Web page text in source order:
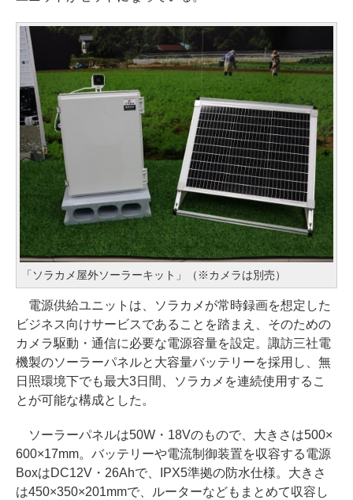
「ソラカメ屋外ソーラーキット」（※カメラは別売）
電源供給ユニットは、ソラカメが常時録画を想定した
ビジネス向けサービスであることを踏まえ、そのための
カメラ駆動・通信に必要な電源容量を設定。諏訪三社電
機製のソーラーパネルと大容量バッテリーを採用し、無
日照環境下でも最大3日間、ソラカメを連続使用するこ
とが可能な構成とした。
ソーラーパネルは50W・18Vのもので、大きさは500×
600×17mm。バッテリーや電流制御装置を収容する電源
BoxはDC12V・26Ahで、IPX5準拠の防水仕様。大きさ
は450×350×201mmで、ルーターなどもまとめて収容し